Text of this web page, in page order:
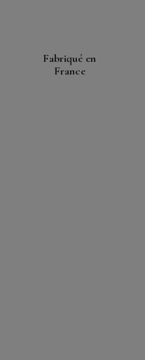
Fabriqué en
France